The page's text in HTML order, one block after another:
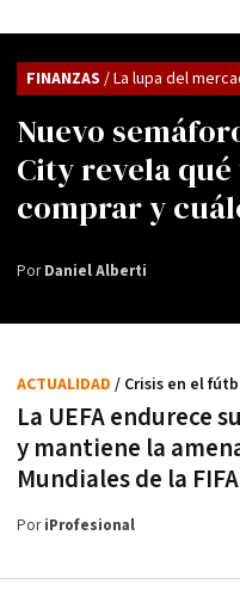
Nuevo
City revela
comprar y
FINANZAS / La lupa del
PorDaniel Alberti
La UEFA endurece
y mantiene la
Mundiales de la FIFA
ACTUALIDAD / Crisis en el
PoriProfesional